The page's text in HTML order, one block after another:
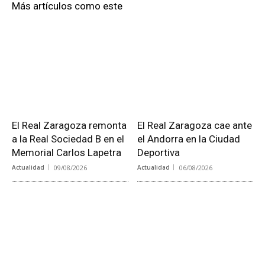
Más artículos como este
El Real Zaragoza remonta
a la Real Sociedad B en el
Memorial Carlos Lapetra
Actualidad 09/08/2026
El Real Zaragoza cae ante
el Andorra en la Ciudad
Deportiva
Actualidad 06/08/2026